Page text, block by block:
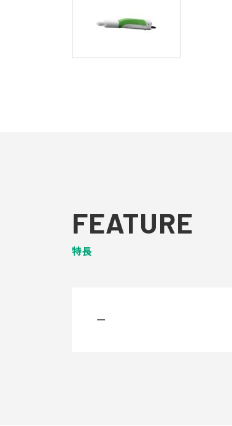
FEATURE
特長
ー